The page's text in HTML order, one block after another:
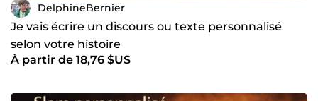
DelphineBernier
Je vais écrire un discours ou texte personnalisé
selon votre histoire
À partir de 18,76 $US